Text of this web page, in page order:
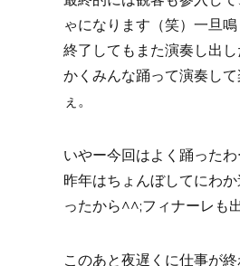
ゃになります（笑）一旦
終了してもまた演奏し出
かくみんな踊って演奏し
ぇ。
いやー今回はよく踊ったわ
昨年はちょんぼしてにわ
ったから^^;フィナーレも
このあと夜遅くに仕事が